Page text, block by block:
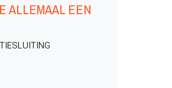
ALLEMAAL EEN